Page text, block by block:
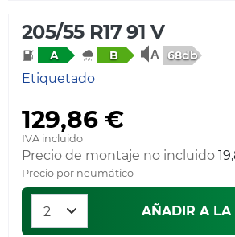
205/55 R17 91 V
A B 68db
Etiquetado
129,86 €
IVA incluido
Precio de montaje no incluido
Precio por neumático
AÑADIR A LA